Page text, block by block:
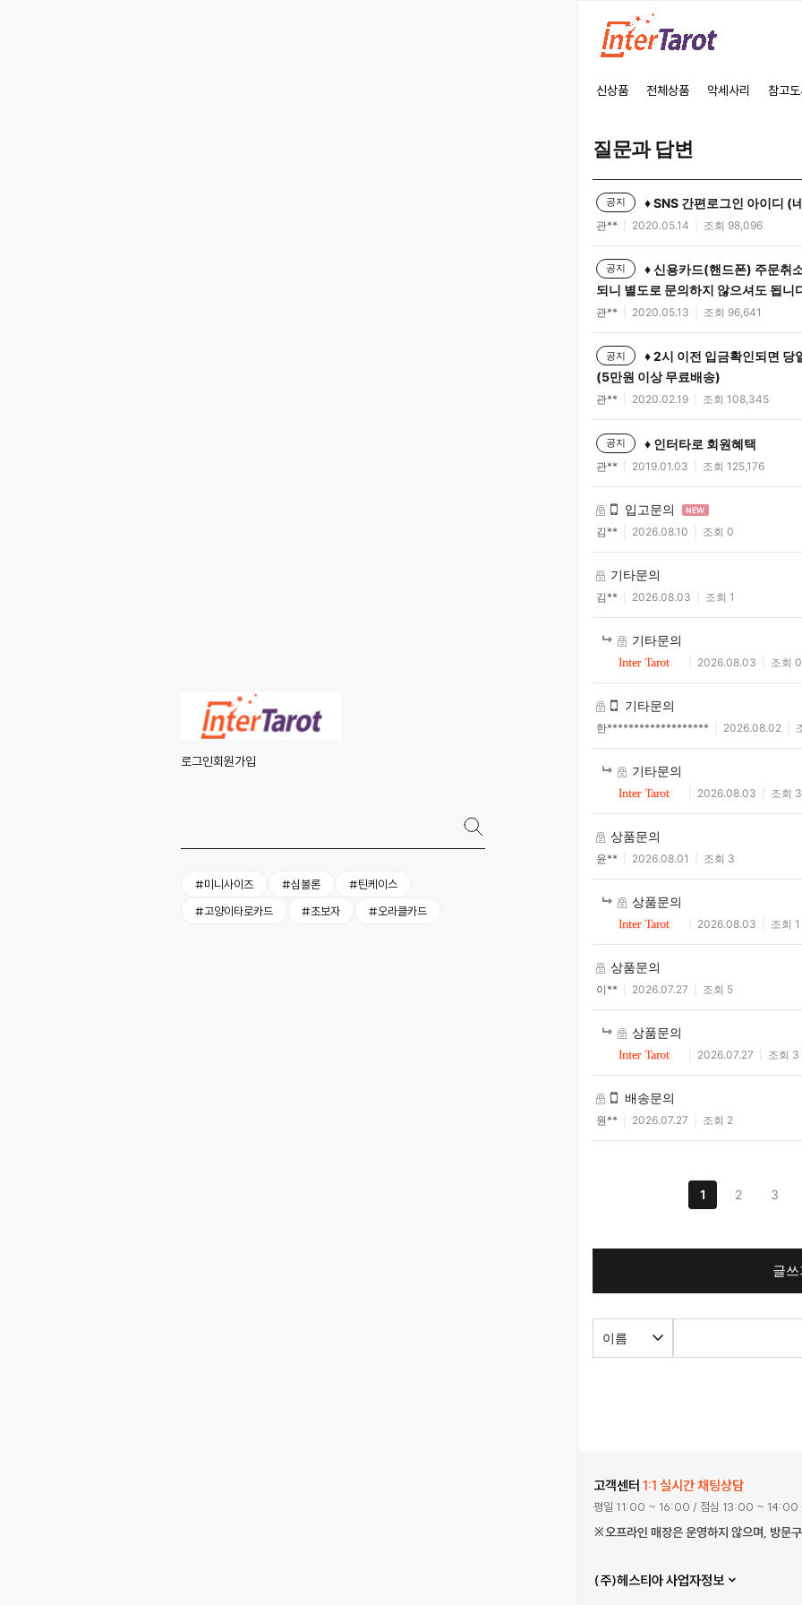
로그인회원가입
#미니사이즈 #심볼론
#틴케이스
#고양이타로카드
#초보자 #오라클카드
신상품 전체상품 악세사리 참고
질문과 답변
공지 ♦ SNS 간편로그인 아이디 (
관** 2020.05.14 조회 98,096
공지
♦ 신용카드(핸드폰) 주문취
되니 별도로 문의하지 않으셔도 됩니
관** 2020.05.13 조회 96,641
공지
♦ 2시 이전 입금확인되면
(5만원 이상 무료배송)
관** 2020.02.19 조회 108,345
공지 ♦ 인터타로 회원혜택
관** 2019.01.03 조회 125,176
입고문의 NEW
김** 2026.08.10 조회 0
기타문의
김** 2026.08.03 조회 1
기타문의
2026.08.03 조회 0
기타문의
한******************* 2026.08.02
기타문의
2026.08.03 조회 3
상품문의
윤** 2026.08.01 조회 3
상품문의
2026.08.03 조회 1
상품문의
이** 2026.07.27 조회 5
상품문의
2026.07.27 조회 3
배송문의
원** 2026.07.27 조회 2
1 2 3
글
고객센터1:1 실시간 채팅상담
평일 11:00 ~ 16:00 / 점심 13:00 ~ 14:00
※오프라인 매장은 운영하지 않으며, 방문
(주)헤스티아 사업자정보